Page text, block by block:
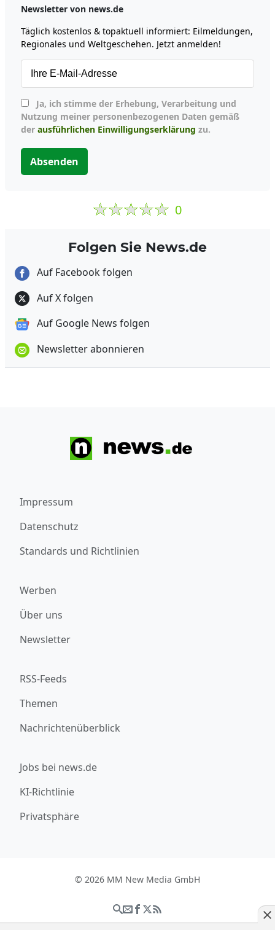
Newsletter von news.de
Täglich kostenlos & topaktuell informiert: Eilmeldungen,
Regionales und Weltgeschehen. Jetzt anmelden!
Nutzung meiner personenbezogenen Daten gemäß
der ausführlichen Einwilligungserklärung zu.
Absenden
0
Folgen Sie News.de
Auf Facebook folgen
Auf X folgen
Auf Google News folgen
Newsletter abonnieren
Impressum
Datenschutz
Standards und Richtlinien
Werben
Über uns
Newsletter
RSS-Feeds
Themen
Nachrichtenüberblick
Jobs bei news.de
KI-Richtlinie
Privatsphäre
© 2026 MM New Media GmbH